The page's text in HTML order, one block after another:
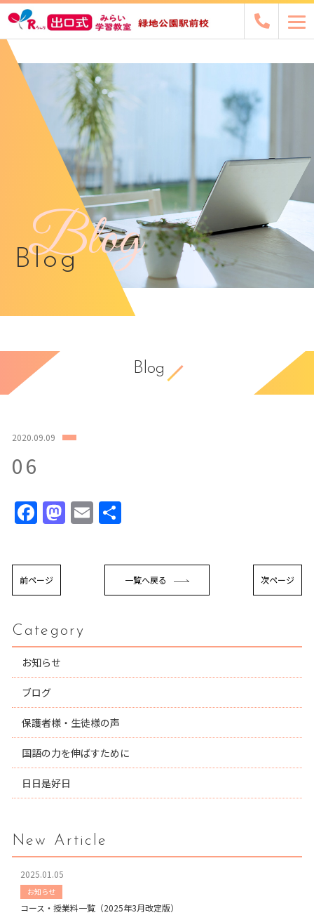
Blog
Blog
Blog
2020.09.09
06
Facebook
Mastodon
Email
共
前ページ 一覧へ戻る 次ページ
Category
お知らせ
ブログ
保護者様・生徒様の声
国語の力を伸ばすために
日日是好日
New Article
2025.01.05
お知らせ
コース・授業料一覧（2025年3月改定版）